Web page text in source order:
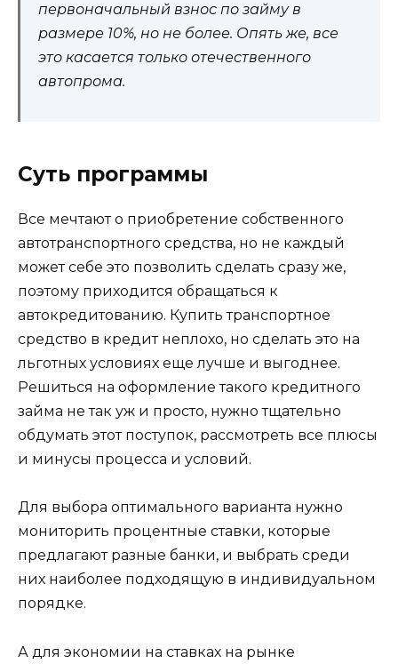
первоначальный взнос по займу в
размере 10%, но не более. Опять же, все
это касается только отечественного
автопрома.
Суть программы
Все мечтают о приобретение собственного
автотранспортного средства, но не каждый
может себе это позволить сделать сразу же,
поэтому приходится обращаться к
автокредитованию. Купить транспортное
средство в кредит неплохо, но сделать это на
льготных условиях еще лучше и выгоднее.
Решиться на оформление такого кредитного
займа не так уж и просто, нужно тщательно
обдумать этот поступок, рассмотреть все плюсы
и минусы процесса и условий.
Для выбора оптимального варианта нужно
мониторить процентные ставки, которые
предлагают разные банки, и выбрать среди
них наиболее подходящую в индивидуальном
порядке.
А для экономии на ставках на рынке